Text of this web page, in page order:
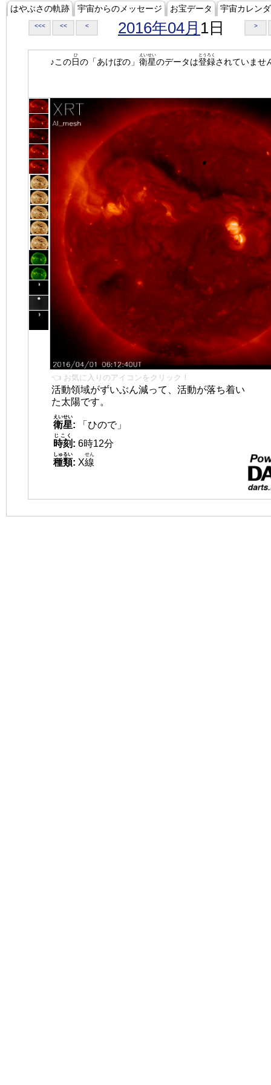
はやぶさの軌跡 宇宙からのメッセージ お宝データ 宇宙カレン
<<< << < 2016年04月 1日 >
♪この日
ひ
の「あけぼの」 衛星
えいせい
のデータは登録
とうろく
されていませ
👈 お気に入りのアイコンをクリック！
活動領域がずいぶん減って、活動が落ち着い
た太陽です。
衛星
えいせい
:
「ひので」
時刻
じこく
: 6時12分
種類
しゅるい
: X線
せん